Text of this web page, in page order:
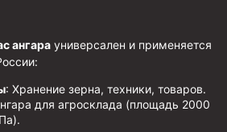
обсадных колонн
ПЦ
универсальные
для цементирования
ангара универсален и применяется
: Хранение зерна, техники, товаров.
для агросклада (площадь 2000